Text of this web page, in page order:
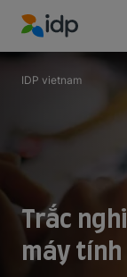
IDP Education
IDP vietnam
Trắc
máy